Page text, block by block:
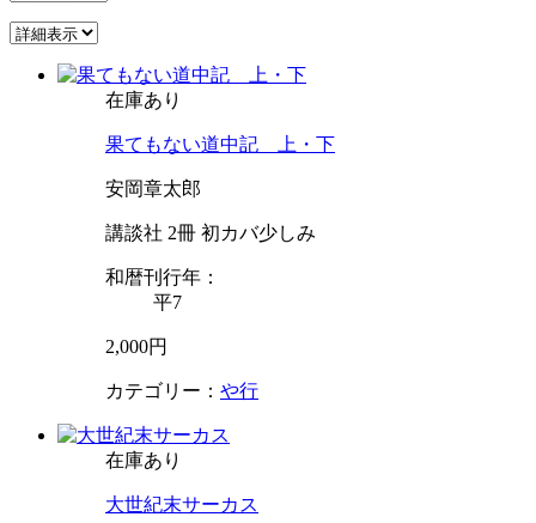
在庫あり
果てもない道中記 上・下
安岡章太郎
講談社 2冊 初カバ少しみ
和暦刊行年：
平7
2,000円
カテゴリー： や行
在庫あり
大世紀末サーカス